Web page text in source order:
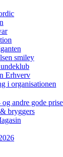
smiley
Erhverv
i organisationen
andre gode
bryggers